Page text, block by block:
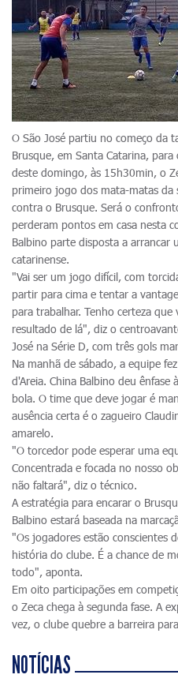
O São José partiu no começo da
Brusque, em Santa Catarina,
deste domingo, às 15h30min, o
primeiro jogo dos mata-matas da
contra o Brusque. Será o
perderam pontos em casa nesta
Balbino parte disposta a arrancar
catarinense.
"Vai ser um jogo difícil, com
partir para cima e tentar a
para trabalhar. Tenho certeza
resultado de lá", diz o
José na Série D, com três gols
Na manhã de sábado, a equipe
d'Areia. China Balbino deu ênfase
bola. O time que deve jogar é
ausência certa é o zagueiro
amarelo.
"O torcedor pode esperar uma
Concentrada e focada no nosso
não faltará", diz o técnico.
A estratégia para encarar o
Balbino estará baseada na
"Os jogadores estão conscientes
história do clube. É a chance de
todo", aponta.
Em oito participações em
o Zeca chega à segunda fase. A
vez, o clube quebre a barreira
NOTÍCIAS